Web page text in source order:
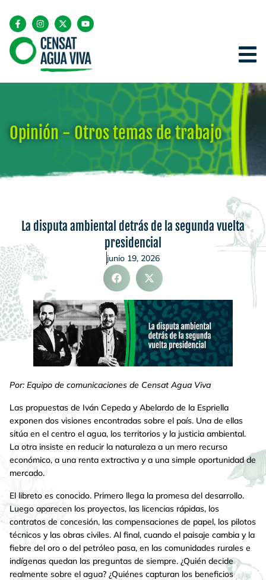
Opinión - Otros temas de trabajo
La disputa ambiental detrás de la segunda vuelta
presidencial
junio 19, 2026
Por: Equipo de comunicaciones de Censat Agua Viva
Las propuestas de Iván Cepeda y Abelardo de la Espriella
exponen dos visiones encontradas sobre el país. Una de ellas
sitúa en el centro el agua, los territorios y la justicia ambiental.
La otra insiste en reducir la naturaleza a un mero recurso
económico, a una renta extractiva y a una simple oportunidad de
mercado.
El libreto es conocido. Primero llega la promesa del desarrollo.
Luego aparecen los proyectos, las licencias rápidas, los
contratos de concesión, las compensaciones de papel, los pilotos
técnicos y las obras civiles. Al final, cuando el paisaje cambia y la
fiebre del oro o del petróleo pasa, en las comunidades rurales e
indígenas quedan las preguntas de siempre. ¿Quién decide
realmente sobre el agua? ¿Quiénes capturan los beneficios